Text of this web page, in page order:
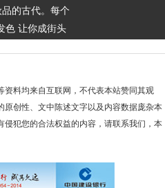
的古代。每个
色 让你成街头
料均来自互联网，不代表本站赞同其观
原创性、文中陈述文字以及内容数据庞杂本
犯您的合法权益的内容，请联系我们，本